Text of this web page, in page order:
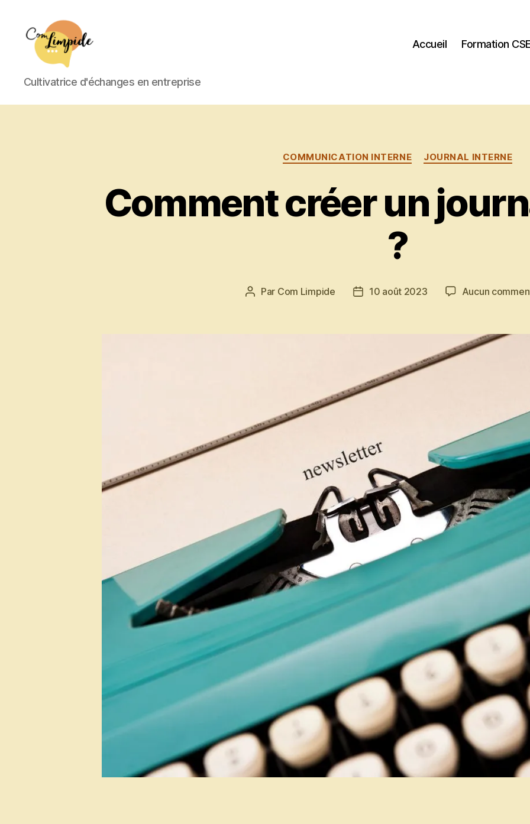
Com
Cultivatrice d'échanges en entreprise
Accueil Formation
Catégories
COMMUNICATION INTERNE JOURNAL INTERNE
Comment créer un
?
Auteur
Par Com Limpide
Date10 août 2023 Aucun